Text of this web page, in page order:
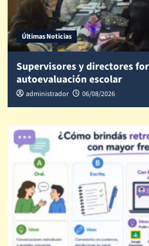
Últimas Noticias
Supervisores y directores
autoevaluación escolar
administrador 06/08/2026